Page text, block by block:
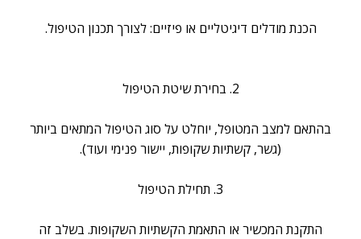
הכנת מודלים דיגיטליים או פיזיים: לצורך תכנון הטיפול.
2. בחירת שיטת הטיפול
בהתאם למצב המטופל, יוחלט על סוג הטיפול המתאים ביותר
(גשר, קשתיות שקופות, יישור פנימי ועוד).
3. תחילת הטיפול
התקנת המכשיר או התאמת הקשתיות השקופות. בשלב זה